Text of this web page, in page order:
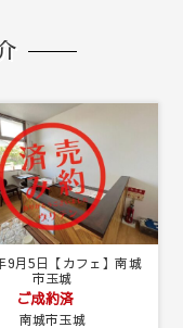
9月5日【カフェ】南城
市玉城
ご成約済
南城市玉城